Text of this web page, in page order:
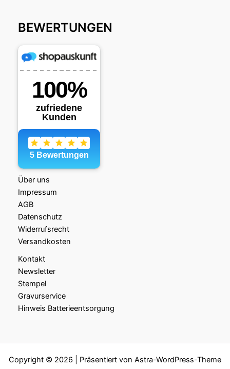
BEWERTUNGEN
Über uns
Impressum
AGB
Datenschutz
Widerrufsrecht
Versandkosten
Kontakt
Newsletter
Stempel
Gravurservice
Hinweis Batterieentsorgung
Copyright © 2026 | Präsentiert von Astra-WordPress-Theme